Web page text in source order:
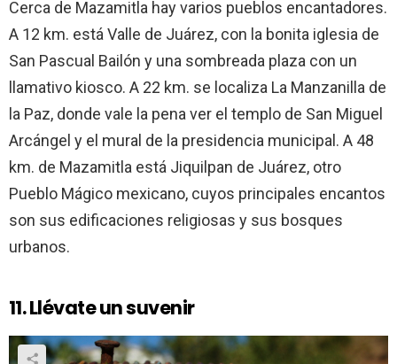
Cerca de Mazamitla hay varios pueblos encantadores.
A 12 km. está Valle de Juárez, con la bonita iglesia de
San Pascual Bailón y una sombreada plaza con un
llamativo kiosco. A 22 km. se localiza La Manzanilla de
la Paz, donde vale la pena ver el templo de San Miguel
Arcángel y el mural de la presidencia municipal. A 48
km. de Mazamitla está Jiquilpan de Juárez, otro
Pueblo Mágico mexicano, cuyos principales encantos
son sus edificaciones religiosas y sus bosques
urbanos.
11. Llévate un suvenir